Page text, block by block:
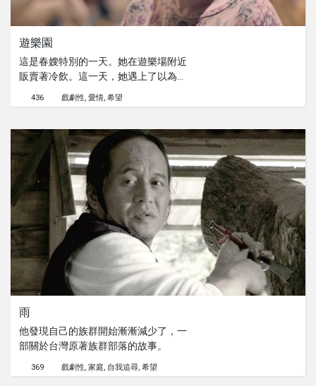
遊樂園
這是春嫂特別的一天。她在遊樂場附近
販賣著冷飲。這一天，她遇上了以為年
輕人，他的一句話不自覺地觸動了春嫂
的心。於是，她決定走入那遊樂場，重
436 戲劇性 愛情 希望
雨
他發現自己的族群開始漸漸減少了，一
部關於台灣原著族群部落的故事。
369 戲劇性 家庭 自我追尋 希望